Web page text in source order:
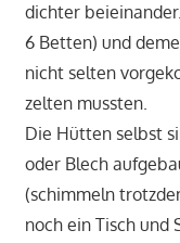
dichter
6 Betten) und
nicht selten
zelten mussten.
Die Hütten selbst
oder Blech
(schimmeln
noch ein Tisch und